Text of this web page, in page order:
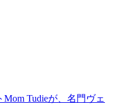
Tudieが、名門ヴェ